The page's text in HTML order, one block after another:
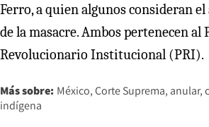
Ferro, a quien algunos consideran
de la masacre. Ambos pertenecen al
Revolucionario Institucional (PRI).
Más sobre: México Corte Suprema anular
indígena